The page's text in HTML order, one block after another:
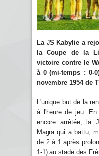
La JS Kabylie a
la Coupe de la
victoire contre le
à 0 (mi-temps : 0-
novembre 1954 de
L'unique but de la
à l'heure de jeu.
encore arrêtée, la
Magra qui a battu,
de 2 à 1 après
1-1) au stade des